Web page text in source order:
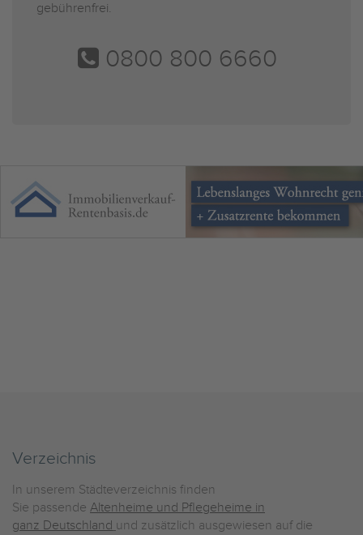
gebührenfrei.
0800 800 6660
Verzeichnis
In unserem Städteverzeichnis finden
Sie passende Altenheime und Pflegeheime in
ganz Deutschland und zusätzlich ausgewiesen auf die